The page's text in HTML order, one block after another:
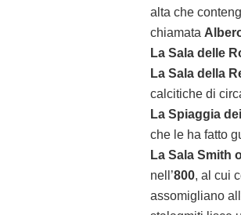
alta che
chiamata
La Sala delle
La Sala della
calcitiche di
La Spiaggia
che le ha fatto
La Sala Smith
nell’800, al cui
assomigliano